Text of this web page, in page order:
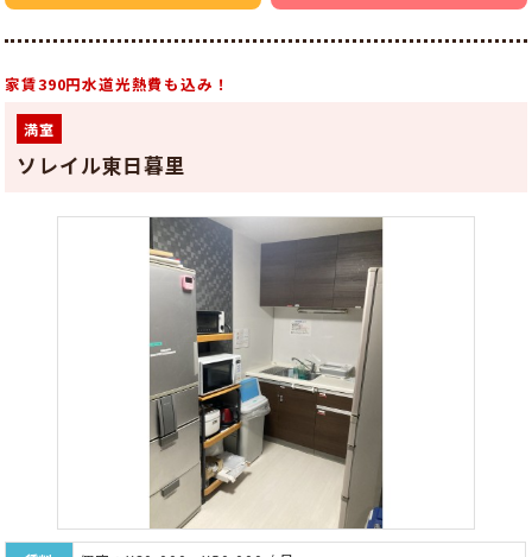
家賃390円水道光熱費も込み！
満室
ソレイル東日暮里